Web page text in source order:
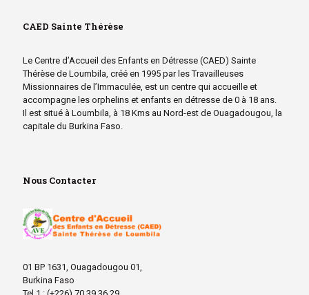
CAED Sainte Thérèse
Le Centre d’Accueil des Enfants en Détresse (CAED) Sainte
Thérèse de Loumbila, créé en 1995 par les Travailleuses
Missionnaires de l’Immaculée, est un centre qui accueille et
accompagne les orphelins et enfants en détresse de 0 à 18 ans.
Il est situé à Loumbila, à 18 Kms au Nord-est de Ouagadougou, la
capitale du Burkina Faso.
Nous Contacter
01 BP 1631, Ouagadougou 01,
Burkina Faso